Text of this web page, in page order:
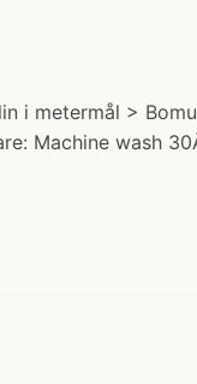
i metermål >
Machine wash